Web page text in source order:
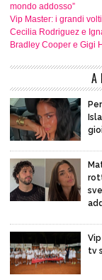
mondo addosso”
Vip Master: i grandi
Cecilia Rodriguez e
Bradley Cooper e Gigi
tv